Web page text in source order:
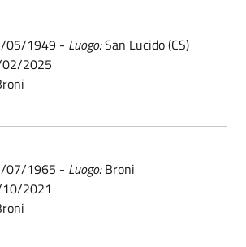
1949 - Luogo:San Lucido (CS)
2025
1965 - Luogo:Broni
2021